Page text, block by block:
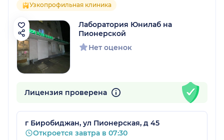
Узкопрофильная клиника
Лаборатория Юнилаб на
Пионерской
Нет оценок
Лицензия проверена
г Биробиджан, ул Пионерская, д 45
Откроется завтра в 07:30